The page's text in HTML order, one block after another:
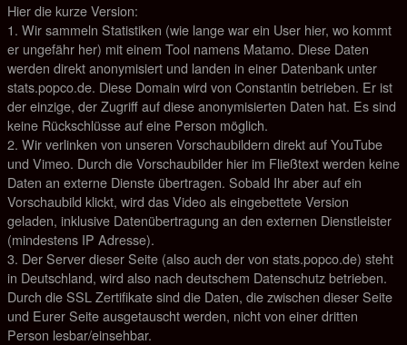
Hier die kurze Version:
1. Wir sammeln Statistiken (wie lange war ein User hier, wo kommt
er ungefähr her) mit einem Tool namens Matamo. Diese Daten
werden direkt anonymisiert und landen in einer Datenbank unter
stats.popco.de. Diese Domain wird von Constantin betrieben. Er ist
der einzige, der Zugriff auf diese anonymisierten Daten hat. Es sind
keine Rückschlüsse auf eine Person möglich.
2. Wir verlinken von unseren Vorschaubildern direkt auf YouTube
und Vimeo. Durch die Vorschaubilder hier im Fließtext werden keine
Daten an externe Dienste übertragen. Sobald Ihr aber auf ein
Vorschaubild klickt, wird das Video als eingebettete Version
geladen, inklusive Datenübertragung an den externen Dienstleister
(mindestens IP Adresse).
3. Der Server dieser Seite (also auch der von stats.popco.de) steht
in Deutschland, wird also nach deutschem Datenschutz betrieben.
Durch die SSL Zertifikate sind die Daten, die zwischen dieser Seite
und Eurer Seite ausgetauscht werden, nicht von einer dritten
Person lesbar/einsehbar.